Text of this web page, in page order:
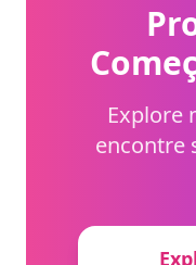
Explore
encontre